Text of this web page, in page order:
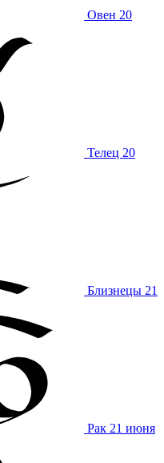
Овен 20
Телец 20
Близнецы 21
Рак 21 июня